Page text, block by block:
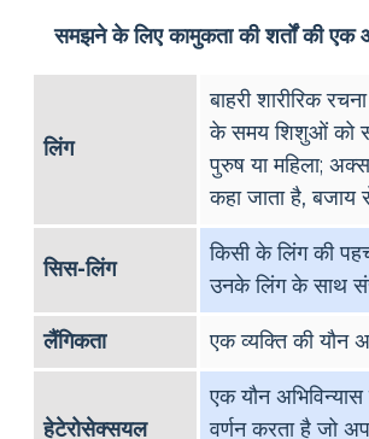
समझने के लिए कामुकता की शर्तों की
लिंग
बाहरी शारीरिक
के समय शिशुओं को
पुरुष या महिला;
कहा जाता है,
सिस-लिंग
किसी के लिंग की
उनके लिंग के साथ
लैंगिकता एक व्यक्ति की यौन
हेटेरोसेक्सयल
एक यौन
वर्णन करता है जो